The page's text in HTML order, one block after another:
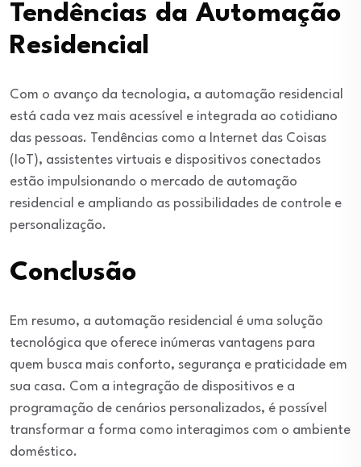
Tendências da Automação
Residencial
Com o avanço da tecnologia, a automação residencial
está cada vez mais acessível e integrada ao cotidiano
das pessoas. Tendências como a Internet das Coisas
(IoT), assistentes virtuais e dispositivos conectados
estão impulsionando o mercado de automação
residencial e ampliando as possibilidades de controle e
personalização.
Conclusão
Em resumo, a automação residencial é uma solução
tecnológica que oferece inúmeras vantagens para
quem busca mais conforto, segurança e praticidade em
sua casa. Com a integração de dispositivos e a
programação de cenários personalizados, é possível
transformar a forma como interagimos com o ambiente
doméstico.